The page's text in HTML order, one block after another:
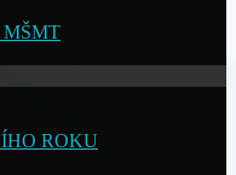
MŠMT
ROKU